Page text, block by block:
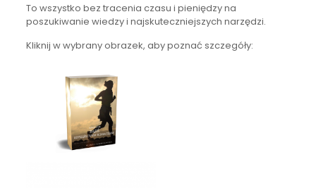
To wszystko bez tracenia czasu i pieniędzy na
poszukiwanie wiedzy i najskuteczniejszych narzędzi.
Kliknij w wybrany obrazek, aby poznać szczegóły: